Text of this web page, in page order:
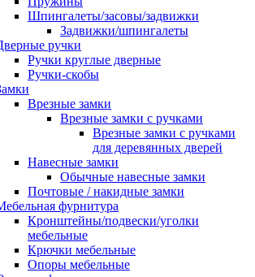
Шпингалеты/засовы/задвижки
Задвижки/шпингалеты
ручки
Ручки круглые дверные
Ручки-скобы
Врезные замки
Врезные замки с ручками
Врезные замки с ручками
для деревянных дверей
Навесные замки
Обычные навесные замки
Почтовые / накидные замки
фурнитура
Кронштейны/подвески/уголки
мебельные
Крючки мебельные
Опоры мебельные